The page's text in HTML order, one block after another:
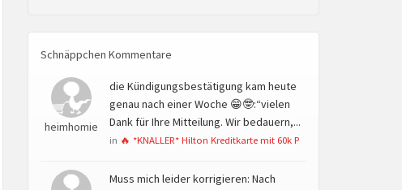
Schnäppchen Kommentare
heimhomie
die Kündigungsbestätigung kam heute
genau nach einer Woche 😁🤓:“vielen
Dank für Ihre Mitteilung. Wir bedauern,...
in 🔥 *KNALLER* Hilton Kreditkarte mit 60k P
Muss mich leider korrigieren: Nach